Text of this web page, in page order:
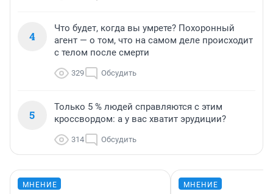
4
Что будет, когда вы умрете? Похоронный
агент — о том, что на самом деле происходит
с телом после смерти
329 Обсудить
5
Только 5 % людей справляются с этим
кроссвордом: а у вас хватит эрудиции?
314 Обсудить
МНЕНИЕ МНЕНИЕ